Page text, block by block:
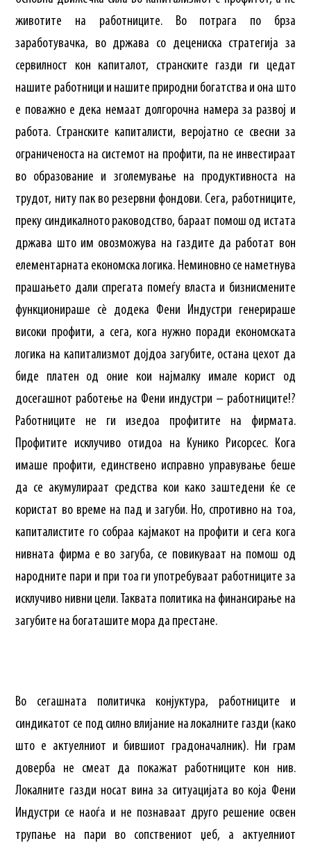
животите на работниците. Во потрага по брза
заработувачка, во држава со децениска стратегија за
сервилност кон капиталот, странските газди ги цедат
нашите работници и нашите природни богатства и она што
е поважно е дека немаат долгорочна намера за развој и
работа. Странските капиталисти, веројатно се свесни за
ограниченоста на системот на профити, па не инвестираат
во образование и зголемување на продуктивноста на
трудот, ниту пак во резервни фондови. Сега, работниците,
преку синдикалното раководство, бараат помош од истата
држава што им овозможува на газдите да работат вон
елементарната економска логика. Неминовно се наметнува
прашањето дали спрегата помеѓу власта и бизнисмените
функционираше сè додека Фени Индустри генерираше
високи профити, а сега, кога нужно поради економската
логика на капитализмот дојдоа загубите, остана цехот да
биде платен од оние кои најмалку имале корист од
досегашнот работење на Фени индустри – работниците!?
Работниците не ги изедоа профитите на фирмата.
Профитите исклучиво отидоа на Кунико Рисорсес. Кога
имаше профити, единствено исправно управување беше
да се акумулираат средства кои како заштедени ќе се
користат во време на пад и загуби. Но, спротивно на тоа,
капиталистите го собраа кајмакот на профити и сега кога
нивната фирма е во загуба, се повикуваат на помош од
народните пари и при тоа ги употребуваат работниците за
исклучиво нивни цели. Таквата политика на финансирање на
загубите на богаташите мора да престане.
Во сегашната политичка конјуктура, работниците и
синдикатот се под силно влијание на локалните газди (како
што е актуелниот и бившиот градоначалник). Ни грам
доверба не смеат да покажат работниците кон нив.
Локалните газди носат вина за ситуацијата во која Фени
Индустри се наоѓа и не познаваат друго решение освен
трупање на пари во сопствениот џеб, а актуелниот